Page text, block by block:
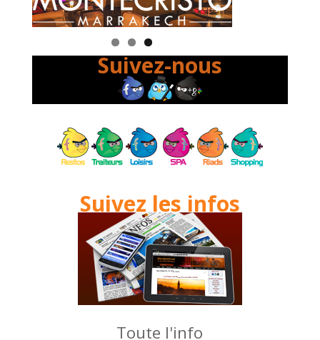
Suivez-nous
Suivez les infos
Toute l'info